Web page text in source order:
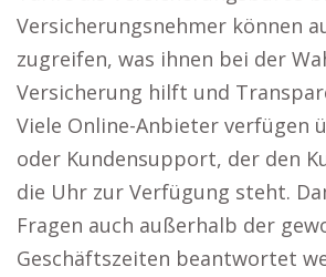
Versicherungsnehmer können
zugreifen, was ihnen bei der
Versicherung hilft und
Viele Online-Anbieter verfügen
oder Kundensupport, der den
die Uhr zur Verfügung steht.
Fragen auch außerhalb der
Geschäftszeiten beantwortet